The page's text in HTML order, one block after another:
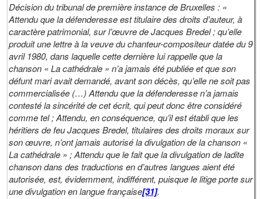
Décision du tribunal de première instance de Bruxelles : «
Attendu que la défenderesse est titulaire des droits d’auteur, à
caractère patrimonial, sur l’œuvre de Jacques Bredel ; qu’elle
produit une lettre à la veuve du chanteur-compositeur datée du 9
avril 1980, dans laquelle cette dernière lui rappelle que la
chanson « La cathédrale » n’a jamais été publiée et que son
défunt mari avait demandé, avant son décès, qu’elle ne soit pas
commercialisée (…) Attendu que la défenderesse n’a jamais
contesté la sincérité de cet écrit, qui peut donc être considéré
comme tel ; Attendu, en conséquence, qu’il est établi que les
héritiers de feu Jacques Bredel, titulaires des droits moraux sur
son œuvre, n’ont jamais autorisé la divulgation de la chanson «
La cathédrale » ; Attendu que le fait que la divulgation de ladite
chanson dans des traductions en d’autres langues aient été
autorisée, est, évidemment, indifférent, puisque le litige porte sur
une divulgation en langue française[31].